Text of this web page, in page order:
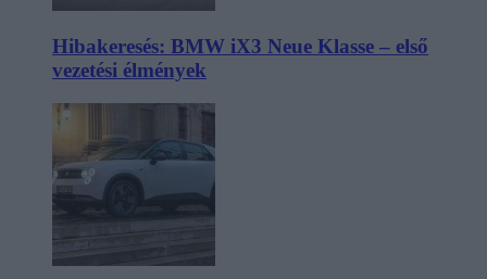
Hibakeresés: BMW iX3 Neue Klasse – első
vezetési élmények